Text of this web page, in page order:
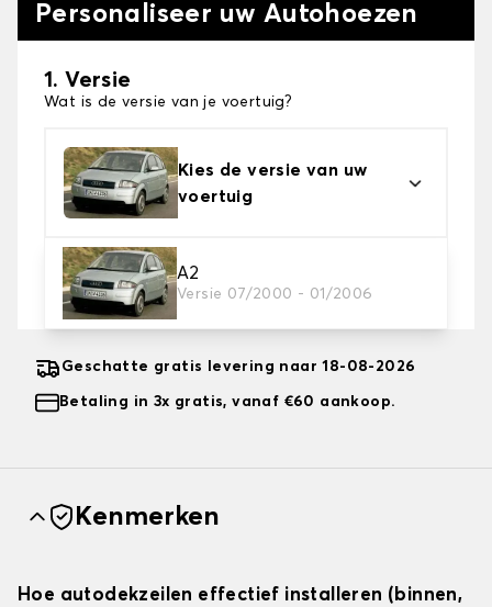
Personaliseer uw Autohoezen
1. Versie
Wat is de versie van je voertuig?
Kies de versie van uw
voertuig
A2
Versie 07/2000 - 01/2006
2. Beschermingsniveau
Kies de juiste beschermhoes voor uw behoeftes
Geschatte gratis levering naar 18-08-2026
Betaling in 3x gratis, vanaf €60 aankoop.
Kenmerken
Hoe autodekzeilen effectief installeren (binnen,